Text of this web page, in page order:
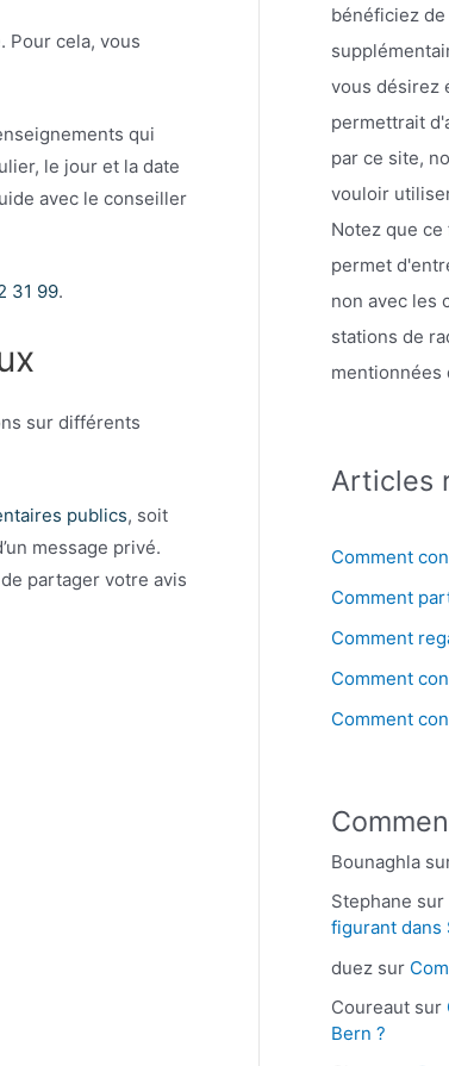
Pour cela, vous
qui
le jour et la date
avec le conseiller
31 99.
sur différents
publics, soit
message privé.
partager votre avis
bénéficiez
vous désirez
permettrait
par ce site,
vouloir
Notez que
permet
non avec les
stations de
mentionnées
Articles
Comment
Comment
Comment
Comment
Comment
Bounaghla
Stephane sur
figurant dans
duez sur
Coureaut sur
Bern ?